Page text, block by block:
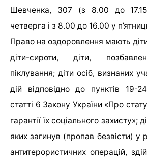
Шевченка, 307 (з 8.00 до
четверга і з 8.00 до 16.00 у
Право на оздоровлення мають діти
діти-сироти, діти,
піклування; діти осіб, визнаних
дій відповідно до пунктів 19-
статті 6 Закону України «Про
гарантії їх соціального захисту»;
яких загинув (пропав безвісти) у
антитерористичних операцій,